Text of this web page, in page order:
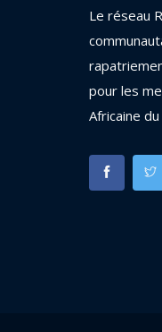
Le réseau
pour les
Africaine du